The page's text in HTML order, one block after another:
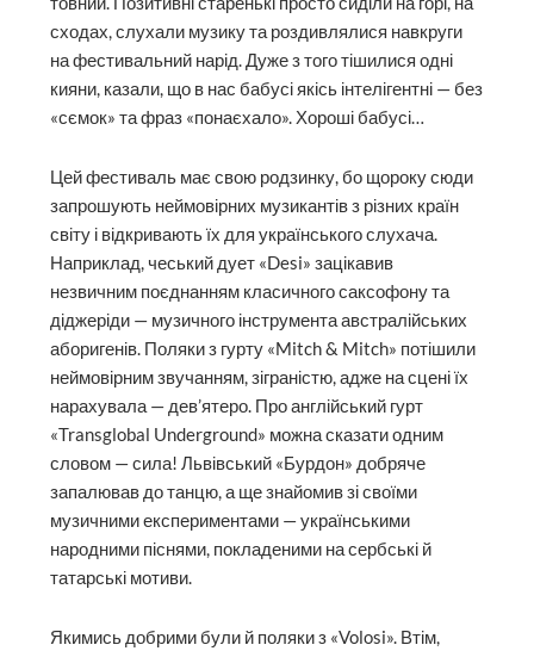
сходах, слухали музику та роздивлялися навкруги
на фестивальний нарід. Дуже з того тішилися одні
кияни, казали, що в нас бабусі якісь інтелігентні — без
«сємок» та фраз «понаєхало». Хороші бабусі…
Цей фестиваль має свою род­зинку, бо щороку сюди
запрошують неймовірних музикантів з різних країн
світу і відкривають їх для українського слухача.
Наприклад, чеський дует «Desi» зацікавив
незвичним поєднанням класичного саксофону та
діджеріди — музичного інструмента австралійських
аборигенів. Поляки з гурту «Mitch & Mitch» потішили
неймовірним звучанням, зіграністю, адже на сцені їх
нарахувала — дев’ятеро. Про англійський гурт
«Transglobal Underground» можна сказати одним
словом — сила! Львівський «Бурдон» добряче
запалював до танцю, а ще знайомив зі своїми
музичними експериментами — українськими
народними піснями, покладеними на сербські й
татарські мотиви.
Якимись добрими були й поляки з «Volosi». Втім,